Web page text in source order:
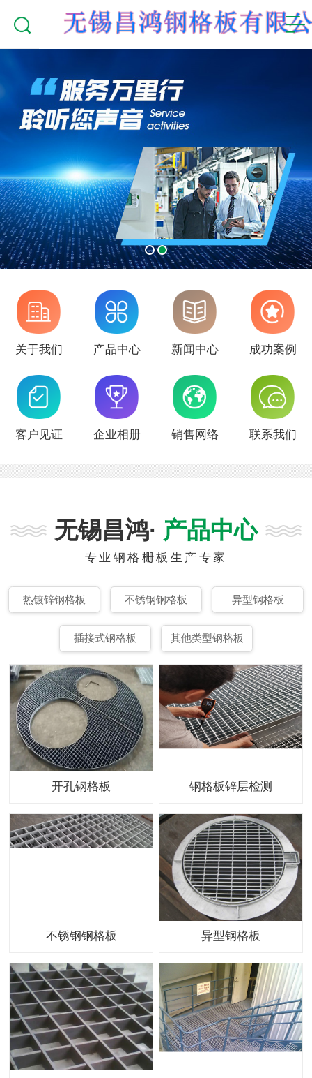
关于我们 产品中心 新闻中心 成功案例
客户见证 企业相册 销售网络 联系我们
无锡昌鸿· 产品中心
专业钢格栅板生产专家
热镀锌钢格板 不锈钢钢格板 异型钢格板
插接式钢格板 其他类型钢格板
开孔钢格板 钢格板锌层检测
不锈钢钢格板 异型钢格板